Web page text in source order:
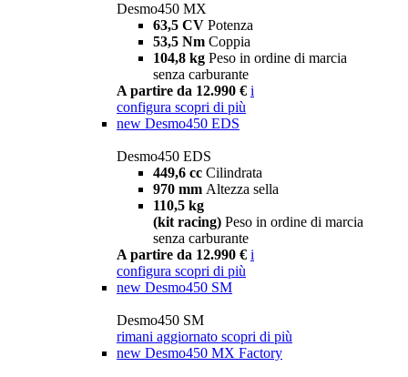
Desmo450 MX
63,5 CV Potenza
53,5 Nm Coppia
104,8 kg Peso in ordine di marcia
senza carburante
A partire da 12.990 € i
configura scopri di più
new Desmo450 EDS
Desmo450 EDS
449,6 cc Cilindrata
970 mm Altezza sella
110,5 kg
(kit racing) Peso in ordine di marcia
senza carburante
A partire da 12.990 € i
configura scopri di più
new Desmo450 SM
Desmo450 SM
rimani aggiornato scopri di più
new Desmo450 MX Factory